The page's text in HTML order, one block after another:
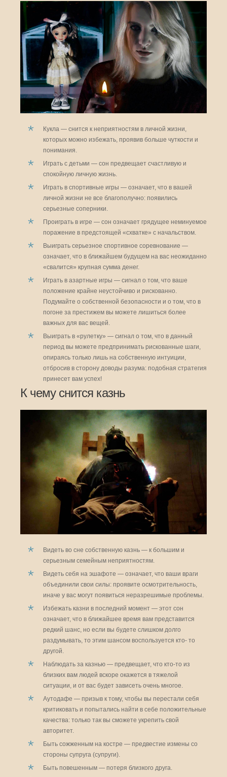
Кукла — снится к неприятностям в личной жизни,
которых можно избежать, проявив больше чуткости и
понимания.
Играть с детьми — сон предвещает счастливую и
спокойную личную жизнь.
Играть в спортивные игры — означает, что в вашей
личной жизни не все благополучно: появились
серьезные соперники.
Проиграть в игре — сон означает грядущее неминуемое
поражение в предстоящей «схватке» с начальством.
Выиграть серьезное спортивное соревнование —
означает, что в ближайшем будущем на вас неожиданно
«свалится» крупная сумма денег.
Играть в азартные игры — сигнал о том, что ваше
положение крайне неустойчиво и рискованно.
Подумайте о собственной безопасности и о том, что в
погоне за престижем вы можете лишиться более
важных для вас вещей.
Выиграть в «рулетку» — сигнал о том, что в данный
период вы можете предпринимать рискованные шаги,
опираясь только лишь на собственную интуиции,
отбросив в сторону доводы разума: подобная стратегия
принесет вам успех!
К чему снится казнь
Видеть во сне собственную казнь — к большим и
серьезным семейным неприятностям.
Видеть себя на эшафоте — означает, что ваши враги
объединили свои силы: проявите осмотрительность,
иначе у вас могут появиться неразрешимые проблемы.
Избежать казни в последний момент — этот сон
означает, что в ближайшее время вам представится
редкий шанс, но если вы будете слишком долго
раздумывать, то этим шансом воспользуется кто- то
другой.
Наблюдать за казнью — предвещает, что кто-то из
близких вам людей вскоре окажется в тяжелой
ситуации, и от вас будет зависеть очень многое.
Аутодафе — призыв к тому, чтобы вы перестали себя
критиковать и попытались найти в себе положительные
качества: только так вы сможете укрепить свой
авторитет.
Быть сожженным на костре — предвестие измены со
стороны супруга (супруги).
Быть повешенным — потеря близкого друга.